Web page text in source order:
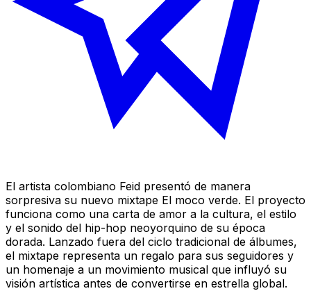
El artista colombiano Feid presentó de manera
sorpresiva su nuevo mixtape El moco verde. El proyecto
funciona como una carta de amor a la cultura, el estilo
y el sonido del hip-hop neoyorquino de su época
dorada. Lanzado fuera del ciclo tradicional de álbumes,
el mixtape representa un regalo para sus seguidores y
un homenaje a un movimiento musical que influyó su
visión artística antes de convertirse en estrella global.